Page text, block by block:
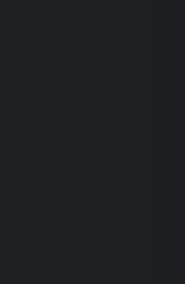
mais rápido.
atendimento
inquilinos.